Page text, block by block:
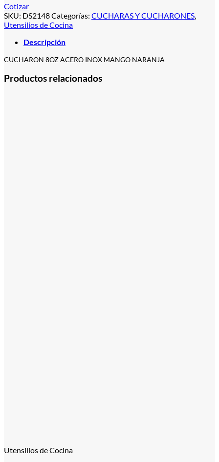
Cotizar
SKU: DS2148Categorías: CUCHARAS Y CUCHARONES,
Utensilios de Cocina
Descripción
CUCHARON 8OZ ACERO INOX MANGO NARANJA
Productos relacionados
Utensilios de Cocina